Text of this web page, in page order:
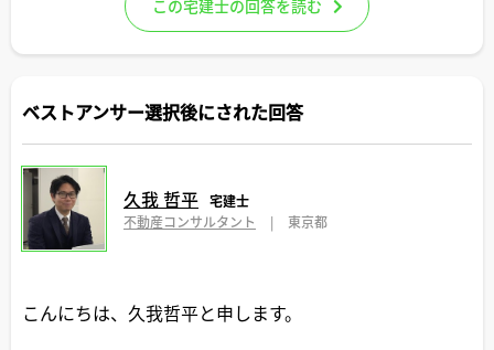
この宅建士の回答を読む
ベストアンサー選択後にされた回答
久我 哲平 宅建士
不動産コンサルタント
| 東京都
こんにちは、久我哲平と申します。